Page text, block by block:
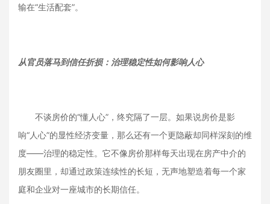
输在“生活配套”。
从官员落马到信任折损：治理稳定性如何影响人心
不谈房价的“懂人心”，终究隔了一层。如果说房价是影
响“人心”的显性经济变量，那么还有一个更隐蔽却同样深刻的维
度——治理的稳定性。它不像房价那样每天出现在房产中介的
朋友圈里，却通过政策连续性的长短，无声地塑造着每一个家
庭和企业对一座城市的长期信任。